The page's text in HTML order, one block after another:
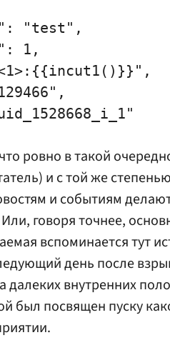
"test",
1,
ровно в такой
и с той же
и событиям
говоря точнее,
вспоминается тут
день после
далеких внутренних
был посвящен пуску